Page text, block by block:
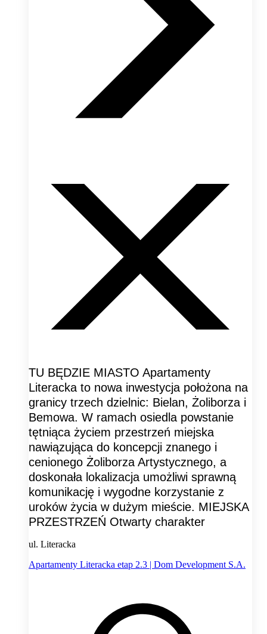
TU BĘDZIE MIASTO Apartamenty
Literacka to nowa inwestycja położona na
granicy trzech dzielnic: Bielan, Żoliborza i
Bemowa. W ramach osiedla powstanie
tętniąca życiem przestrzeń miejska
nawiązująca do koncepcji znanego i
cenionego Żoliborza Artystycznego, a
doskonała lokalizacja umożliwi sprawną
komunikację i wygodne korzystanie z
uroków życia w dużym mieście. MIEJSKA
PRZESTRZEŃ Otwarty charakter
ul. Literacka
Apartamenty Literacka etap 2.3 | Dom Development S.A.